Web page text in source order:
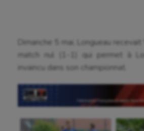
Dimanche 5 mai, Longueau
match nul (1-1) qui permet à
invaincu dans son championnat.